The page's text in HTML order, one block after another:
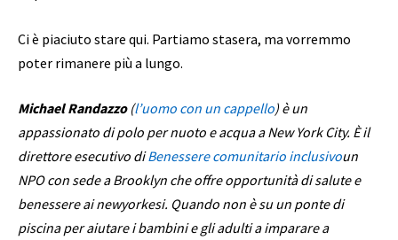
Ci è piaciuto stare qui. Partiamo stasera, ma vorremmo
poter rimanere più a lungo.
Michael Randazzo(l’uomo con un cappello) è un
appassionato di polo per nuoto e acqua a New York City. È il
direttore esecutivo diBenessere comunitario inclusivoun
NPO con sede a Brooklyn che offre opportunità di salute e
benessere ai newyorkesi. Quando non è su un ponte di
piscina per aiutare i bambini e gli adulti a imparare a